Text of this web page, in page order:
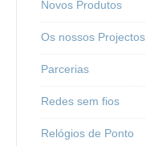
Novos Produtos
Os nossos Projectos
Parcerias
Redes sem fios
Relógios de Ponto